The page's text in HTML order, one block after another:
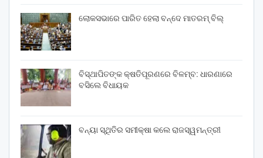
ଲୋକସଭାରେ ପାରିତ ହେଲା ବନ୍ଦେ ମାତରମ୍‌ ବିଲ୍‌
ବିସ୍ଥାପିତଙ୍କ କ୍ଷତିପୂରଣରେ ବିଳମ୍ବ: ଧାରଣାରେ
ବସିଲେ ବିଧାୟକ
ବନ୍ୟା ସ୍ଥିତିର ସମୀକ୍ଷା କଲେ ରାଜସ୍ୱମନ୍ତ୍ରୀ